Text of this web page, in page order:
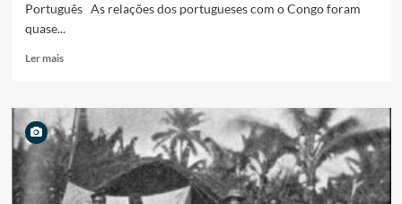
Português As relações dos portugueses com o Congo foram
quase...
Ler maisLeia
VIAGEM
AO
BEMBE
E
DAMBA
em